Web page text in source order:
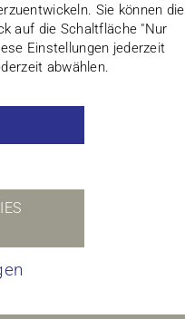
Sie können die
auf die Schaltfläche "Nur
Einstellungen jederzeit
abwählen.